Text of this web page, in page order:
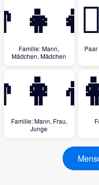
Familie: Mann,
Mädchen, Mädchen
Familie: Mann, Frau,
Junge